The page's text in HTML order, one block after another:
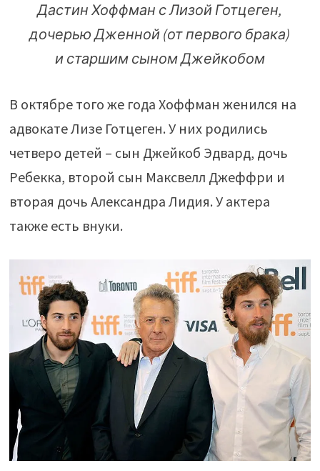
Дастин Хоффман с Лизой Готцеген,
дочерью Дженной (от первого брака)
и старшим сыном Джейкобом
В октябре того же года Хоффман женился на
адвокате Лизе Готцеген. У них родились
четверо детей – сын Джейкоб Эдвард, дочь
Ребекка, второй сын Максвелл Джеффри и
вторая дочь Александра Лидия. У актера
также есть внуки.